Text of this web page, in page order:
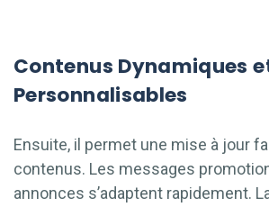
Contenus Dynamiques
Personnalisables
Ensuite, il permet une mise à jour
contenus. Les messages
annonces s’adaptent rapidement.